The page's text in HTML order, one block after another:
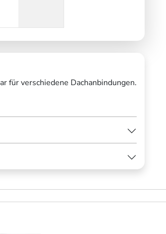
für verschiedene Dachanbindungen.